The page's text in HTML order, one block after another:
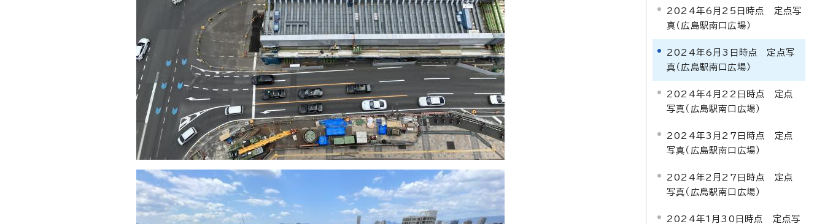
2024年6月25日時点 定点写
真（広島駅南口広場）
2024年6月3日時点 定点写
真（広島駅南口広場）
2024年4月22日時点 定点
写真（広島駅南口広場）
2024年3月27日時点 定点
写真（広島駅南口広場）
2024年2月27日時点 定点
写真（広島駅南口広場）
2024年1月30日時点 定点写